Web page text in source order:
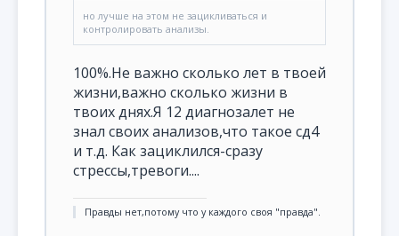
но лучше на этом не зацикливаться и
контролировать анализы.
100%.Не важно сколько лет в твоей
жизни,важно сколько жизни в
твоих днях.Я 12 диагнозалет не
знал своих анализов,что такое сд4
и т.д. Как зациклился-сразу
стрессы,тревоги....
Правды нет,потому что у каждого своя "правда".